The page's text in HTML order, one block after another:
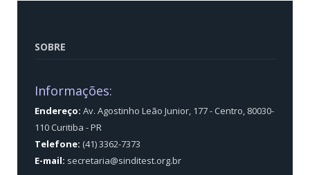
SOBRE
Informações:
Endereço: Av. Agostinho Leão Junior, 177 - Centro, 80030-
110 Curitiba - PR
Telefone: (41) 3362-7373
E-mail: secretaria@sinditest.org.br